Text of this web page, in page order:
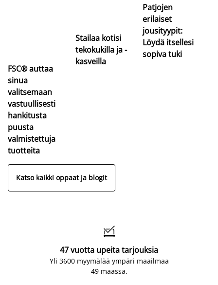
FSC® auttaa
sinua
valitsemaan
vastuullisesti
hankitusta
puusta
valmistettuja
tuotteita
Stailaa kotisi
tekokukilla ja -
kasveilla
Patjojen
erilaiset
jousityypit:
Löydä itsellesi
sopiva tuki
Katso kaikki oppaat ja blogit

47 vuotta upeita tarjouksia
Yli 3600 myymälää ympäri maailmaa
49 maassa.